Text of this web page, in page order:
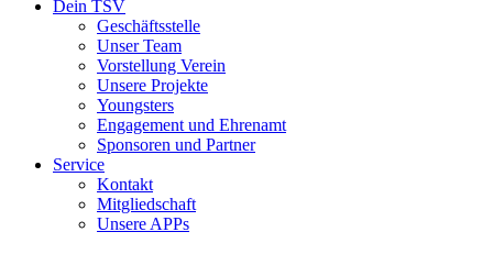
Dein TSV
Geschäftsstelle
Unser Team
Vorstellung Verein
Unsere Projekte
Youngsters
Engagement und Ehrenamt
Sponsoren und Partner
Service
Kontakt
Mitgliedschaft
Unsere APPs